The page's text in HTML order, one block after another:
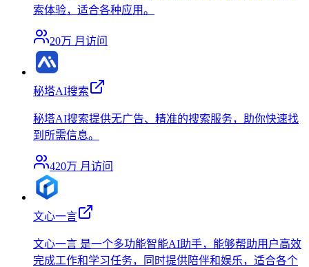
索体验，适合各种应用。
20万 月访问
秘塔AI搜索
秘塔AI搜索提供无广告、精准的搜索服务，助你快速找
到所需信息。
420万 月访问
文心一言
文心一言 是一个多功能智能AI助手，能够帮助用户高效
完成工作和学习任务，同时提供陪伴和娱乐，适合各个